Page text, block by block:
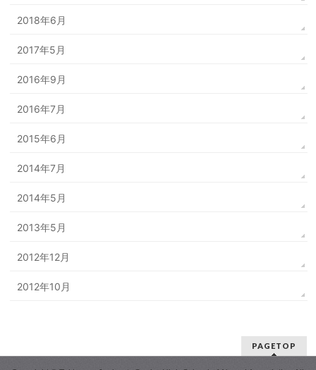
2018年6月
2017年5月
2016年9月
2016年7月
2015年6月
2014年7月
2014年5月
2013年5月
2012年12月
2012年10月
PAGETOP